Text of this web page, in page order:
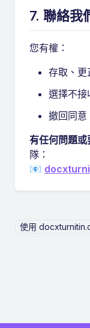
7. 聯絡我
您有權：
存取、更
選擇不接
撤回同
有任何問題或
隊：
📧
使用